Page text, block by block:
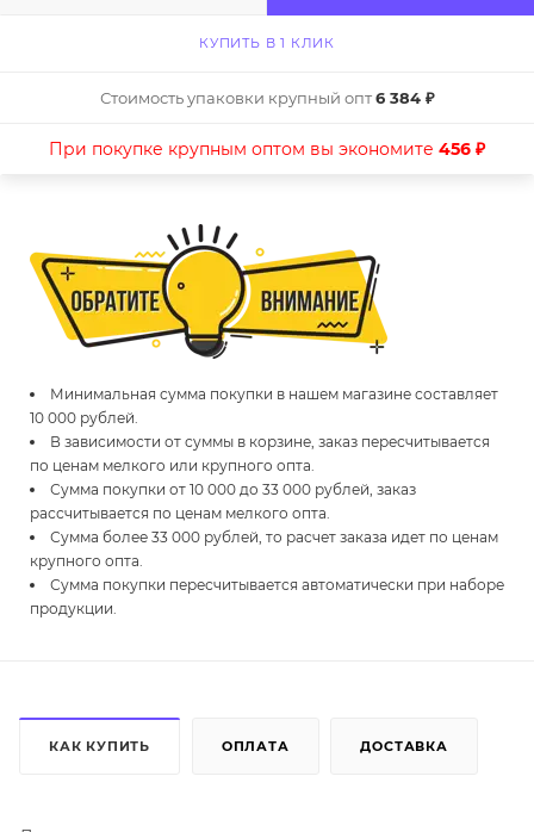
КУПИТЬ В 1 КЛИК
Стоимость упаковки крупный опт6 384 ₽
При покупке крупным оптом вы экономите 456 ₽
Минимальная сумма покупки в нашем магазине составляет
10 000 рублей.
В зависимости от суммы в корзине, заказ пересчитывается
по ценам мелкого или крупного опта.
Сумма покупки от 10 000 до 33 000 рублей, заказ
рассчитывается по ценам мелкого опта.
Сумма более 33 000 рублей, то расчет заказа идет по ценам
крупного опта.
Сумма покупки пересчитывается автоматически при наборе
продукции.
КАК КУПИТЬ ОПЛАТА ДОСТАВКА